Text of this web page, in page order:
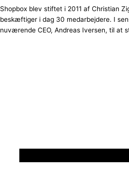
Shopbox blev stiftet i 2011 af Christian
beskæftiger i dag 30 medarbejdere. I
nuværende CEO, Andreas Iversen, til at